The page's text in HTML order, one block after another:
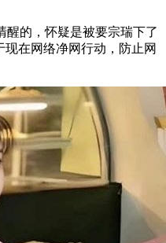
醒的，怀疑是被要宗瑞下了
在网络净网行动，防止网